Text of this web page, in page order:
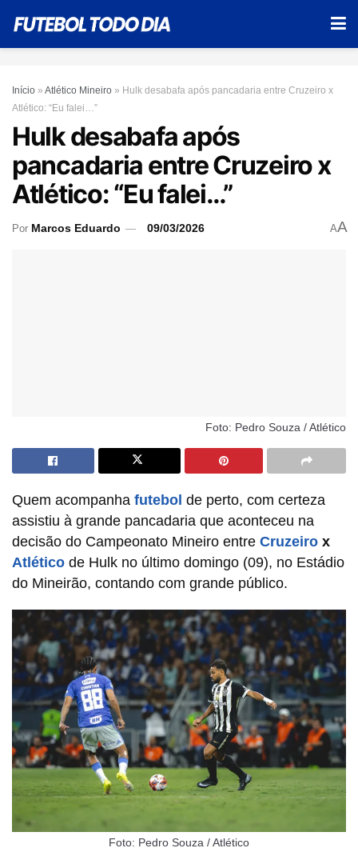
Início » Atlético Mineiro » Hulk desabafa após pancadaria entre Cruzeiro x
Atlético: “Eu falei…”
Hulk desabafa após
pancadaria entre Cruzeiro x
Atlético: “Eu falei…”
Por Marcos Eduardo 09/03/2026 AA
Foto: Pedro Souza / Atlético
Quem acompanha futebol de perto, com certeza
assistiu à grande pancadaria que aconteceu na
decisão do Campeonato Mineiro entre Cruzeiro x
Atlético de Hulk no último domingo (09), no Estádio
do Mineirão, contando com grande público.
Foto: Pedro Souza / Atlético